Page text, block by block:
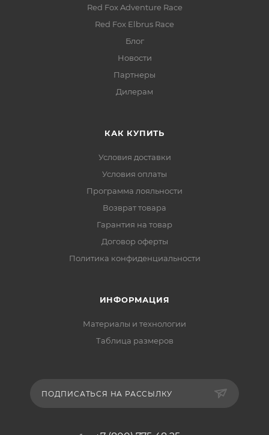
Red Fox Adventure Race
Red Fox Elbrus Race
Блог
Новости
Партнеры
Дилерам
КАК КУПИТЬ
Условия доставки
Условия оплаты
Программа лояльности
Возврат товара
Гарантия на товар
Договор оферты
Политика конфиденциальности
ИНФОРМАЦИЯ
Материалы и технологии
Таблица размеров
ПОДПИСАТЬСЯ НА РАССЫЛКУ